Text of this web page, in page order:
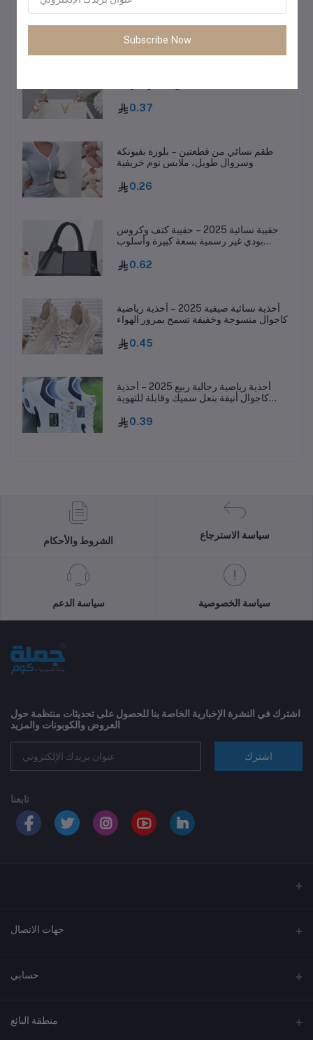
1.16
0.37
طقم نسائي من قطعتين – بلوزة بفيونكة
وسروال طويل، ملابس نوم خريفية
0.26
حقيبة نسائية 2025 – حقيبة كتف وكروس
بودي غير رسمية بسعة كبيرة وأسلوب
0.62
أحذية نسائية صيفية 2025 – أحذية رياضية
كاجوال منسوجة وخفيفة تسمح بمرور الهواء
0.45
أحذية رياضية رجالية ربيع 2025 – أحذية
كاجوال أنيقة بنعل سميك وقابلة للتهوية
0.39
الشروط والأحكام
سياسة الاسترجاع
سياسة الدعم سياسة الخصوصية
اشترك في النشرة الإخبارية الخاصة بنا للحصول على تحديثات منتظمة حول
العروض والكوبونات والمزيد
اشترك
تابعنا
جهات الاتصال
العنوان
920033037
حسابي
تسجيل الدخول
منطقة البائع
Subscribe Now